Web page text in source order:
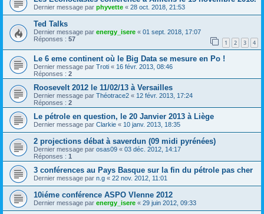
Dernier message par phyvette « 28 oct. 2018, 21:53
Ted Talks
Dernier message par energy_isere « 01 sept. 2018, 17:07
Réponses : 57 1 2 3 4
Le 6 eme continent où le Big Data se mesure en Po !
Dernier message par Troti « 16 févr. 2013, 08:46
Réponses : 2
Roosevelt 2012 le 11/02/13 à Versailles
Dernier message par Théotrace2 « 12 févr. 2013, 17:24
Réponses : 2
Le pétrole en question, le 20 Janvier 2013 à Liège
Dernier message par Clarkie « 10 janv. 2013, 18:35
2 projections débat à saverdun (09 midi pyrénées)
Dernier message par osas09 « 03 déc. 2012, 14:17
Réponses : 1
3 conférences au Pays Basque sur la fin du pétrole pas cher
Dernier message par n.g « 22 nov. 2012, 11:01
10iéme conférence ASPO VIenne 2012
Dernier message par energy_isere « 29 juin 2012, 09:33